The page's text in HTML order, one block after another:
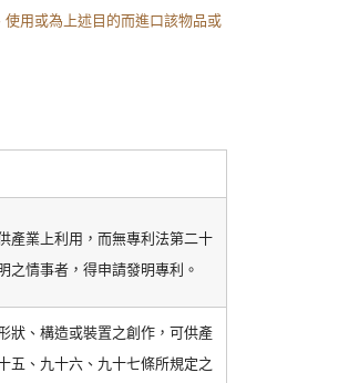
用或為上述目的而進口該物品或
產業上利用，而無專利法第二十
之情事者，得申請發明專利。
狀、構造或裝置之創作，可供產
五、九十六、九十七條所規定之